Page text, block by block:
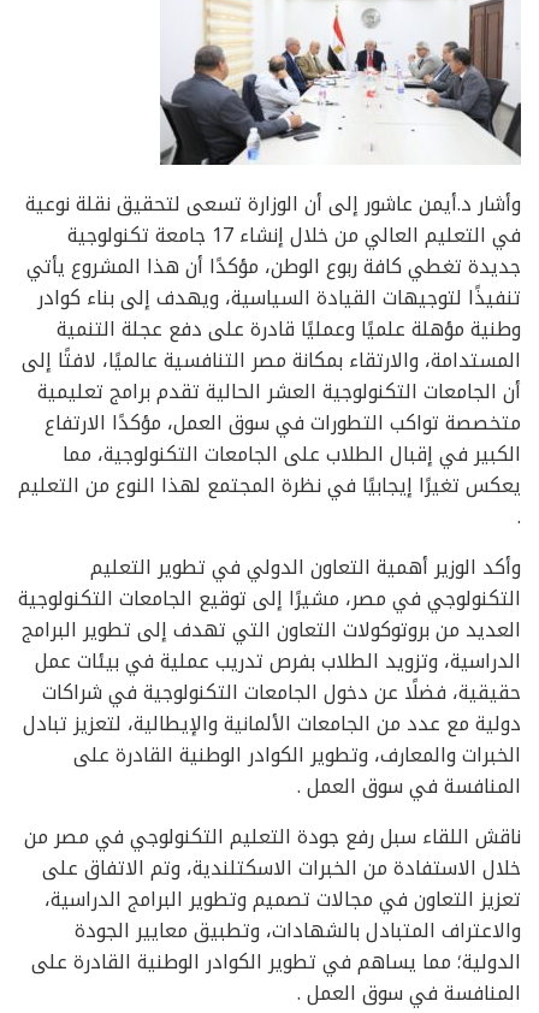
وأشار د.أيمن عاشور إلى أن الوزارة تسعى لتحقيق نقلة نوعية
في التعليم العالي من خلال إنشاء 17 جامعة تكنولوجية
جديدة تغطي كافة ربوع الوطن، مؤكدًا أن هذا المشروع يأتي
تنفيذًا لتوجيهات القيادة السياسية، ويهدف إلى بناء كوادر
وطنية مؤهلة علميًا وعمليًا قادرة على دفع عجلة التنمية
المستدامة، والارتقاء بمكانة مصر التنافسية عالميًا، لافتًا إلى
أن الجامعات التكنولوجية العشر الحالية تقدم برامج تعليمية
متخصصة تواكب التطورات في سوق العمل، مؤكدًا الارتفاع
الكبير في إقبال الطلاب على الجامعات التكنولوجية، مما
يعكس تغيرًا إيجابيًا في نظرة المجتمع لهذا النوع من التعليم
.
وأكد الوزير أهمية التعاون الدولي في تطوير التعليم
التكنولوجي في مصر، مشيرًا إلى توقيع الجامعات التكنولوجية
العديد من بروتوكولات التعاون التي تهدف إلى تطوير البرامج
الدراسية، وتزويد الطلاب بفرص تدريب عملية في بيئات عمل
حقيقية، فضلًا عن دخول الجامعات التكنولوجية في شراكات
دولية مع عدد من الجامعات الألمانية والإيطالية، لتعزيز تبادل
الخبرات والمعارف، وتطوير الكوادر الوطنية القادرة على
المنافسة في سوق العمل .
ناقش اللقاء سبل رفع جودة التعليم التكنولوجي في مصر من
خلال الاستفادة من الخبرات الاسكتلندية، وتم الاتفاق على
تعزيز التعاون في مجالات تصميم وتطوير البرامج الدراسية،
والاعتراف المتبادل بالشهادات، وتطبيق معايير الجودة
الدولية؛ مما يساهم في تطوير الكوادر الوطنية القادرة على
المنافسة في سوق العمل .